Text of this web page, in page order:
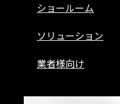
ショールーム
ソリューション
業者様向け